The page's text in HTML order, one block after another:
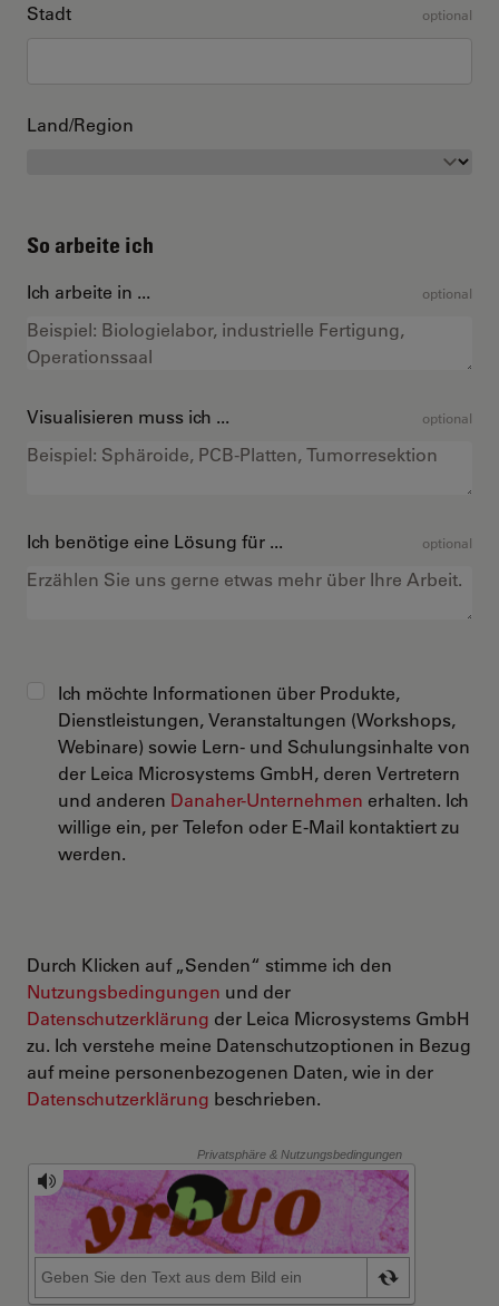
Stadt optional
Land/Region
So arbeite ich
Ich arbeite in ... optional
Visualisieren muss ich ... optional
Ich benötige eine Lösung für ... optional
Ich möchte Informationen über Produkte,
Dienstleistungen, Veranstaltungen (Workshops,
Webinare) sowie Lern- und Schulungsinhalte von
der Leica Microsystems GmbH, deren Vertretern
und anderen Danaher-Unternehmen erhalten. Ich
willige ein, per Telefon oder E-Mail kontaktiert zu
werden.
Durch Klicken auf „Senden“ stimme ich den
Nutzungsbedingungen und der
Datenschutzerklärung der Leica Microsystems GmbH
zu. Ich verstehe meine Datenschutzoptionen in Bezug
auf meine personenbezogenen Daten, wie in der
Datenschutzerklärung beschrieben.